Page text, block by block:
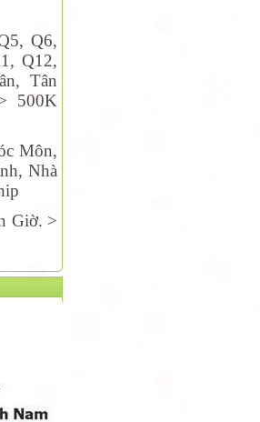
5, Q6,
Q12,
Tân
500K
Môn,
Nhà
Giờ. >